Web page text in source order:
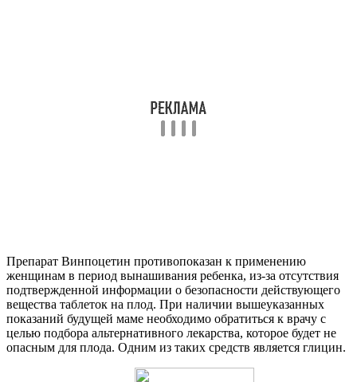
Препарат Винпоцетин противопоказан к применению
женщинам в период вынашивания ребенка, из-за отсутствия
подтвержденной информации о безопасности действующего
вещества таблеток на плод. При наличии вышеуказанных
показаний будущей маме необходимо обратиться к врачу с
целью подбора альтернативного лекарства, которое будет не
опасным для плода. Одним из таких средств является глицин.